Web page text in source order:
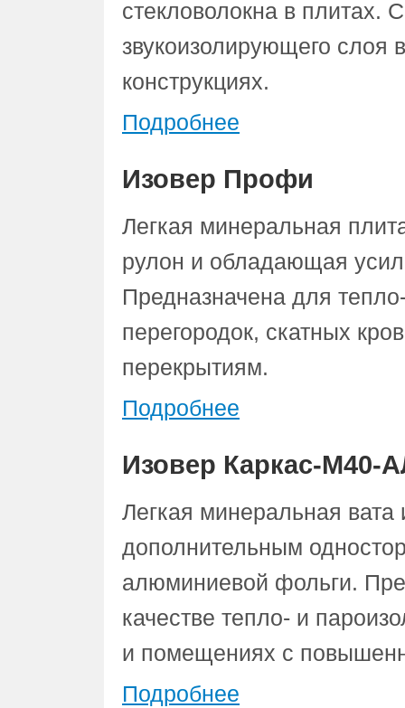
стекловолокна в плитах.
звукоизолирующего слоя
конструкциях.
Подробнее
Изовер Профи
Легкая минеральная
рулон и обладающая
Предназначена для
перегородок, скатных
перекрытиям.
Подробнее
Изовер Каркас-М40-
Легкая минеральная вата
дополнительным
алюминиевой фольги.
качестве тепло- и
и помещениях с
Подробнее